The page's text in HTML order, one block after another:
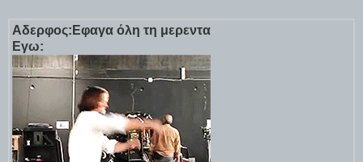
Αδερφος:Εφαγα όλη τη μερεντα
Εγω: